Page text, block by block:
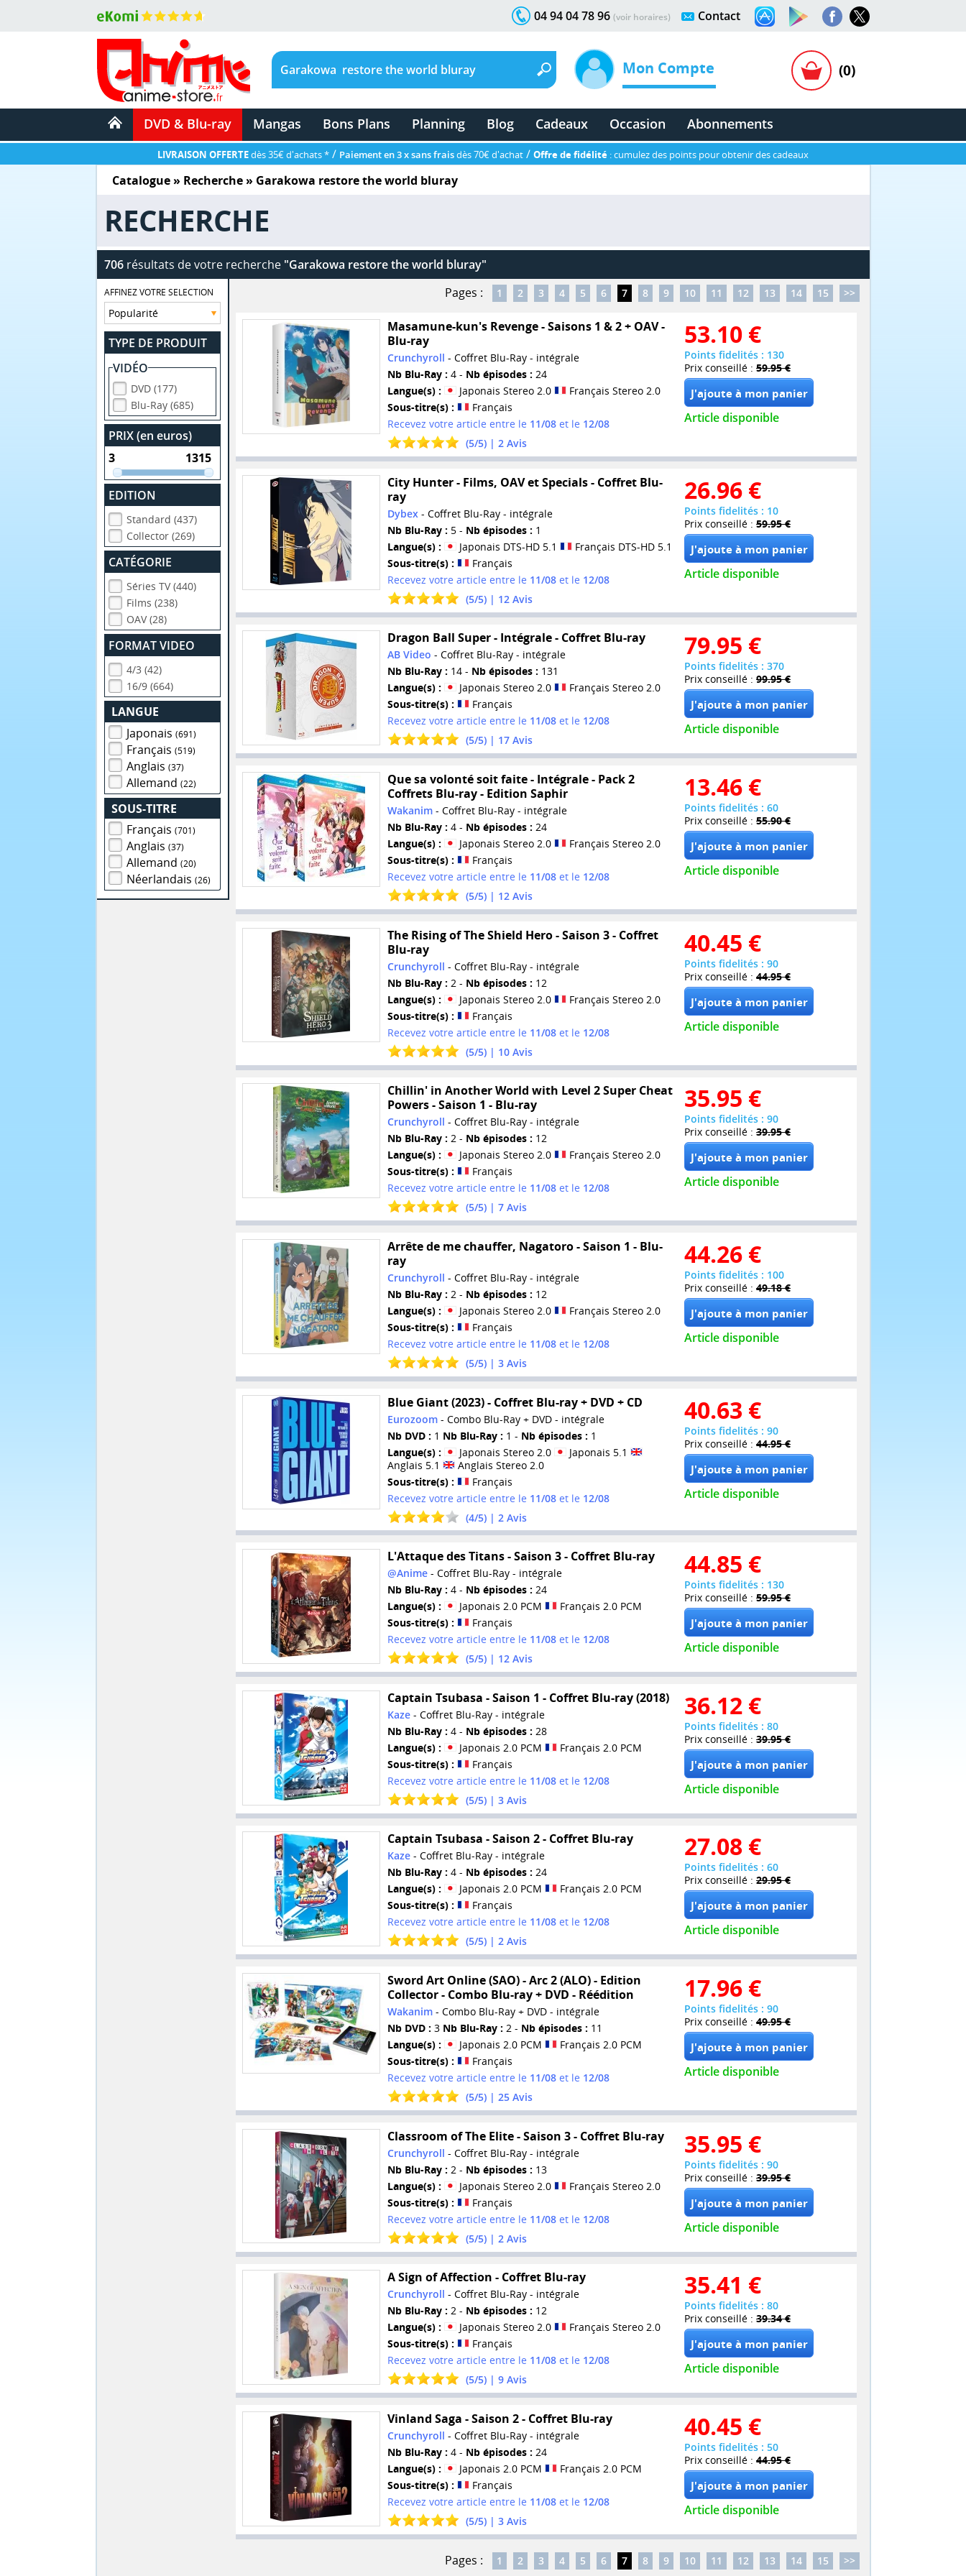
Contact
04 94 04 78 96 (voir horaires)
Mon Compte (0)
DVD & Blu-ray Mangas Bons Plans Planning Blog Cadeaux Occasion Abonnements
LIVRAISON OFFERTEdès 35€ d'achats * / Paiement en 3 x sans fraisdès 70€ d'achat / Offre de fidélité : cumulez des points pour obtenir des cadeaux
Catalogue» Recherche » Garakowa restore the world bluray
RECHERCHE
706résultats de votre recherche "Garakowa restore the world bluray"
AFFINEZ VOTRE SELECTION
TYPE DE PRODUIT
VIDÉO
DVD (177)
Blu-Ray (685)
PRIX (en euros)
EDITION
Standard (437)
Collector (269)
CATÉGORIE
Séries TV (440)
Films (238)
OAV (28)
FORMAT VIDEO
4/3 (42)
16/9 (664)
LANGUE
Japonais(691)
Français(519)
Anglais(37)
Allemand(22)
SOUS-TITRE
Français(701)
Anglais(37)
Allemand(20)
Néerlandais(26)
Pages : 1 2 3 4 5 6 7 8 9 10 11 12 13 14 15 >>
Masamune-kun's Revenge - Saisons 1 & 2 + OAV -
Blu-ray
Crunchyroll - Coffret Blu-Ray - intégrale
Nb Blu-Ray : 4 - Nb épisodes : 24
Langue(s) :
Japonais Stereo 2.0
Français Stereo 2.0
Sous-titre(s) :
Français
Recevez votre article entre le 11/08et le 12/08
(5/5) | 2Avis
53.10 €
Points fidelités : 130
Prix conseillé : 59.95 €
Article disponible
City Hunter - Films, OAV et Specials - Coffret Blu-
ray
Dybex- Coffret Blu-Ray - intégrale
Nb Blu-Ray : 5 - Nb épisodes : 1
Langue(s) :
Japonais DTS-HD 5.1
Français DTS-HD 5.1
Sous-titre(s) :
Français
Recevez votre article entre le 11/08et le 12/08
(5/5) | 12Avis
26.96 €
Points fidelités : 10
Prix conseillé : 59.95 €
Article disponible
Dragon Ball Super - Intégrale - Coffret Blu-ray
AB Video - Coffret Blu-Ray - intégrale
Nb Blu-Ray : 14 - Nb épisodes : 131
Langue(s) :
Japonais Stereo 2.0
Français Stereo 2.0
Sous-titre(s) :
Français
Recevez votre article entre le 11/08et le 12/08
(5/5) | 17Avis
79.95 €
Points fidelités : 370
Prix conseillé : 99.95 €
Article disponible
Que sa volonté soit faite - Intégrale - Pack 2
Coffrets Blu-ray - Edition Saphir
Wakanim- Coffret Blu-Ray - intégrale
Nb Blu-Ray : 4 - Nb épisodes : 24
Langue(s) :
Japonais Stereo 2.0
Français Stereo 2.0
Sous-titre(s) :
Français
Recevez votre article entre le 11/08et le 12/08
(5/5) | 12Avis
13.46 €
Points fidelités : 60
Prix conseillé : 55.90 €
Article disponible
The Rising of The Shield Hero - Saison 3 - Coffret
Blu-ray
Crunchyroll - Coffret Blu-Ray - intégrale
Nb Blu-Ray : 2 - Nb épisodes : 12
Langue(s) :
Japonais Stereo 2.0
Français Stereo 2.0
Sous-titre(s) :
Français
Recevez votre article entre le 11/08et le 12/08
(5/5) | 10Avis
40.45 €
Points fidelités : 90
Prix conseillé : 44.95 €
Article disponible
Chillin' in Another World with Level 2 Super Cheat
Powers - Saison 1 - Blu-ray
Crunchyroll - Coffret Blu-Ray - intégrale
Nb Blu-Ray : 2 - Nb épisodes : 12
Langue(s) :
Japonais Stereo 2.0
Français Stereo 2.0
Sous-titre(s) :
Français
Recevez votre article entre le 11/08et le 12/08
(5/5) | 7Avis
35.95 €
Points fidelités : 90
Prix conseillé : 39.95 €
Article disponible
Arrête de me chauffer, Nagatoro - Saison 1 - Blu-
ray
Crunchyroll - Coffret Blu-Ray - intégrale
Nb Blu-Ray : 2 - Nb épisodes : 12
Langue(s) :
Japonais Stereo 2.0
Français Stereo 2.0
Sous-titre(s) :
Français
Recevez votre article entre le 11/08et le 12/08
(5/5) | 3Avis
44.26 €
Points fidelités : 100
Prix conseillé : 49.18 €
Article disponible
Blue Giant (2023) - Coffret Blu-ray + DVD + CD
Eurozoom- Combo Blu-Ray + DVD - intégrale
Nb DVD : 1 Nb Blu-Ray : 1 - Nb épisodes : 1
Langue(s) :
Japonais Stereo 2.0
Japonais 5.1
Anglais 5.1
Anglais Stereo 2.0
Sous-titre(s) :
Français
Recevez votre article entre le 11/08et le 12/08
(4/5) | 2Avis
40.63 €
Points fidelités : 90
Prix conseillé : 44.95 €
Article disponible
L'Attaque des Titans - Saison 3 - Coffret Blu-ray
@Anime- Coffret Blu-Ray - intégrale
Nb Blu-Ray : 4 - Nb épisodes : 24
Langue(s) :
Japonais 2.0 PCM
Français 2.0 PCM
Sous-titre(s) :
Français
Recevez votre article entre le 11/08et le 12/08
(5/5) | 12Avis
44.85 €
Points fidelités : 130
Prix conseillé : 59.95 €
Article disponible
Captain Tsubasa - Saison 1 - Coffret Blu-ray (2018)
Kaze- Coffret Blu-Ray - intégrale
Nb Blu-Ray : 4 - Nb épisodes : 28
Langue(s) :
Japonais 2.0 PCM
Français 2.0 PCM
Sous-titre(s) :
Français
Recevez votre article entre le 11/08et le 12/08
(5/5) | 3Avis
36.12 €
Points fidelités : 80
Prix conseillé : 39.95 €
Article disponible
Captain Tsubasa - Saison 2 - Coffret Blu-ray
Kaze- Coffret Blu-Ray - intégrale
Nb Blu-Ray : 4 - Nb épisodes : 24
Langue(s) :
Japonais 2.0 PCM
Français 2.0 PCM
Sous-titre(s) :
Français
Recevez votre article entre le 11/08et le 12/08
(5/5) | 2Avis
27.08 €
Points fidelités : 60
Prix conseillé : 29.95 €
Article disponible
Sword Art Online (SAO) - Arc 2 (ALO) - Edition
Collector - Combo Blu-ray + DVD - Réédition
Wakanim- Combo Blu-Ray + DVD - intégrale
Nb DVD : 3 Nb Blu-Ray : 2 - Nb épisodes : 11
Langue(s) :
Japonais 2.0 PCM
Français 2.0 PCM
Sous-titre(s) :
Français
Recevez votre article entre le 11/08et le 12/08
(5/5) | 25Avis
17.96 €
Points fidelités : 90
Prix conseillé : 49.95 €
Article disponible
Classroom of The Elite - Saison 3 - Coffret Blu-ray
Crunchyroll - Coffret Blu-Ray - intégrale
Nb Blu-Ray : 2 - Nb épisodes : 13
Langue(s) :
Japonais Stereo 2.0
Français Stereo 2.0
Sous-titre(s) :
Français
Recevez votre article entre le 11/08et le 12/08
(5/5) | 2Avis
35.95 €
Points fidelités : 90
Prix conseillé : 39.95 €
Article disponible
A Sign of Affection - Coffret Blu-ray
Crunchyroll - Coffret Blu-Ray - intégrale
Nb Blu-Ray : 2 - Nb épisodes : 12
Langue(s) :
Japonais Stereo 2.0
Français Stereo 2.0
Sous-titre(s) :
Français
Recevez votre article entre le 11/08et le 12/08
(5/5) | 9Avis
35.41 €
Points fidelités : 80
Prix conseillé : 39.34 €
Article disponible
Vinland Saga - Saison 2 - Coffret Blu-ray
Crunchyroll - Coffret Blu-Ray - intégrale
Nb Blu-Ray : 4 - Nb épisodes : 24
Langue(s) :
Japonais 2.0 PCM
Français 2.0 PCM
Sous-titre(s) :
Français
Recevez votre article entre le 11/08et le 12/08
(5/5) | 3Avis
40.45 €
Points fidelités : 50
Prix conseillé : 44.95 €
Article disponible
Pages : 1 2 3 4 5 6 7 8 9 10 11 12 13 14 15 >>